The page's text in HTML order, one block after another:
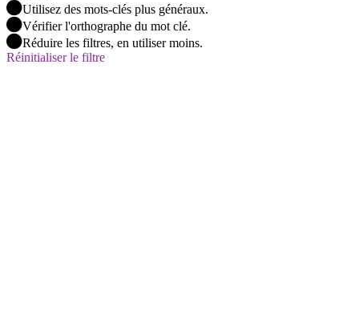
Utilisez des mots-clés plus généraux.
Vérifier l'orthographe du mot clé.
Réduire les filtres, en utiliser moins.
Réinitialiser le filtre